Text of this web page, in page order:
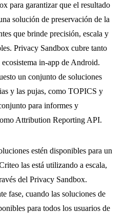
para garantizar que el resultado
solución de preservación de la
que brinde precisión, escala y
Privacy Sandbox cubre tanto
in-app de Android.
un conjunto de soluciones
y las pujas, como TOPICS y
para informes y
Attribution Reporting API.
estén disponibles para un
las está utilizando a escala,
del Privacy Sandbox.
fase, cuando las soluciones de
para todos los usuarios de